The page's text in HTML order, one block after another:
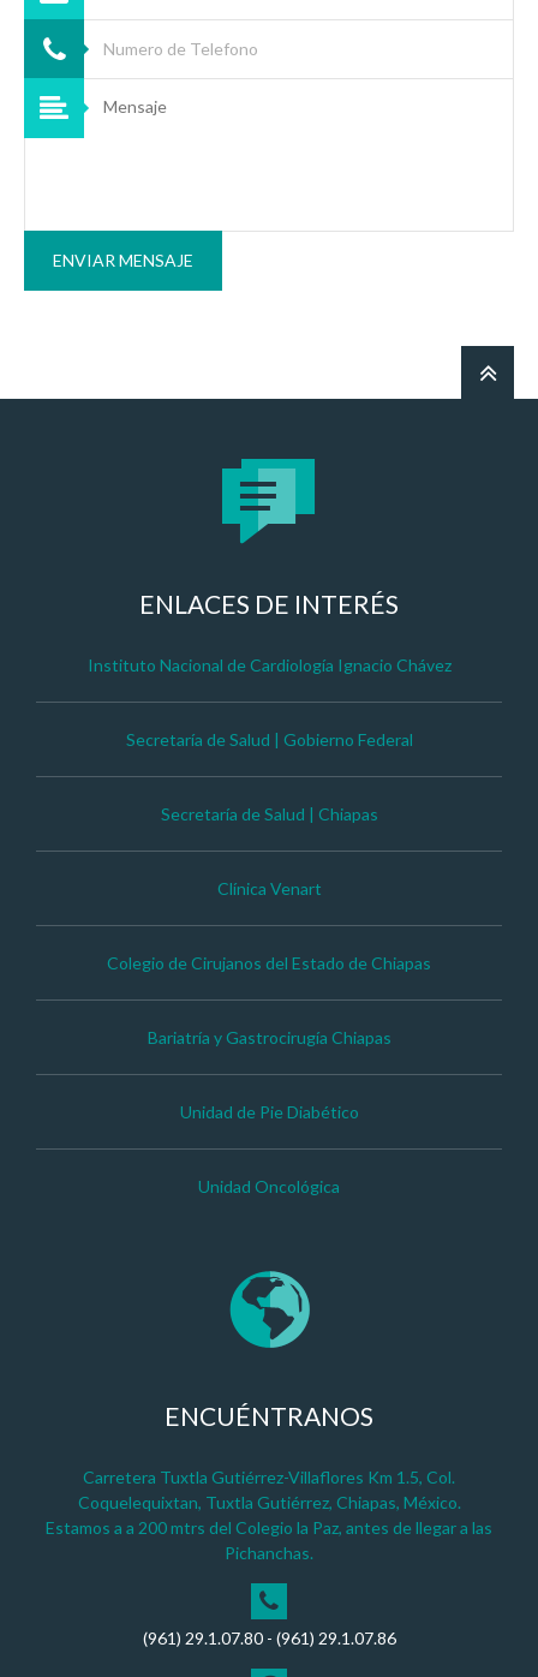
ENVIAR MENSAJE
ENLACES DE INTERÉS
Instituto Nacional de Cardiología Ignacio Chávez
Secretaría de Salud | Gobierno Federal
Secretaría de Salud | Chiapas
Clínica Venart
Colegio de Cirujanos del Estado de Chiapas
Bariatría y Gastrocirugía Chiapas
Unidad de Pie Diabético
Unidad Oncológica
ENCUÉNTRANOS
Carretera Tuxtla Gutiérrez-Villaflores Km 1.5, Col.
Coquelequixtan, Tuxtla Gutiérrez, Chiapas, México.
Estamos a a 200 mtrs del Colegio la Paz, antes de llegar a las
Pichanchas.
(961) 29.1.07.80 - (961) 29.1.07.86